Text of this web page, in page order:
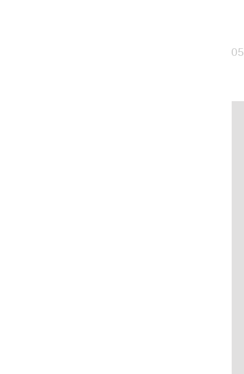
05